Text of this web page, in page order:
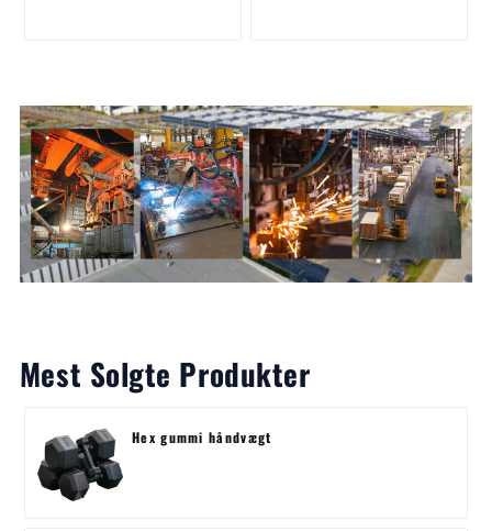
Mest Solgte Produkter
Hex gummi håndvægt